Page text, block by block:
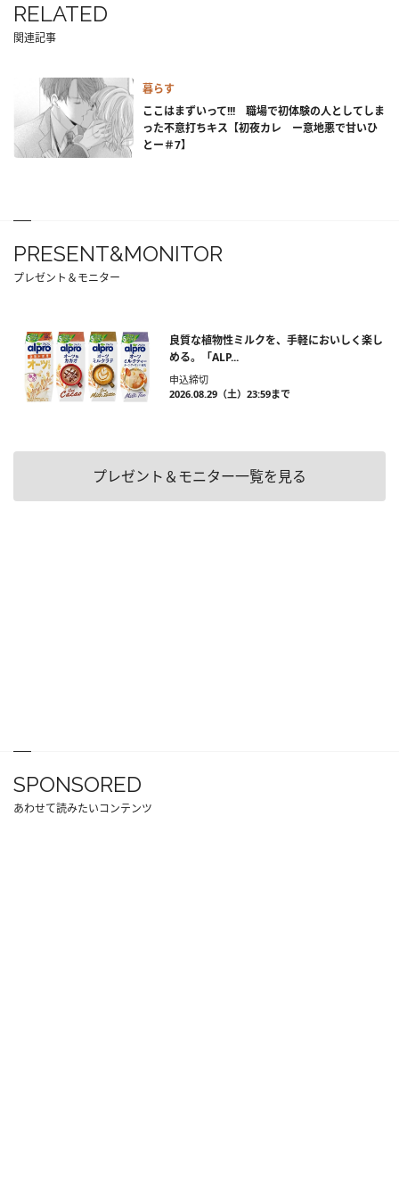
RELATED
関連記事
暮らす
ここはまずいって!!! 職場で初体験の人としてしま
った不意打ちキス【初夜カレ ー意地悪で甘いひ
とー＃7】
PRESENT&MONITOR
プレゼント＆モニター
良質な植物性ミルクを、手軽においしく楽し
める。「ALP...
申込締切
2026.08.29（土）23:59まで
プレゼント＆モニター一覧を見る
SPONSORED
あわせて読みたいコンテンツ